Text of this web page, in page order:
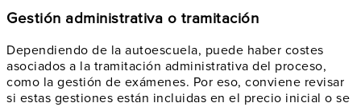
Gestión administrativa o tramitación
Dependiendo de la autoescuela, puede haber costes
asociados a la tramitación administrativa del proceso,
como la gestión de exámenes. Por eso, conviene revisar
si estas gestiones están incluidas en el precio inicial o se